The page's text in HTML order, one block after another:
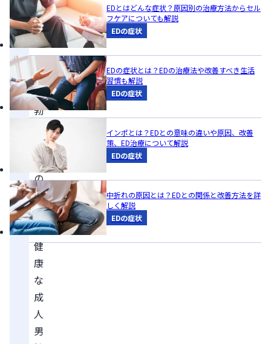
象
で
あ
る
「夜
間
勃
現
象」
の
一
部
で、
健
康
な
成
人
男
EDとはどんな症状？原因別の治療方法からセル
フケアについても解説
EDの症状
EDの症状とは？EDの治療法や改善すべき生活
習慣も解説
EDの症状
インポとは？EDとの意味の違いや原因、改善
策、ED治療について解説
EDの症状
中折れの原因とは？EDとの関係と改善方法を詳
しく解説
EDの症状